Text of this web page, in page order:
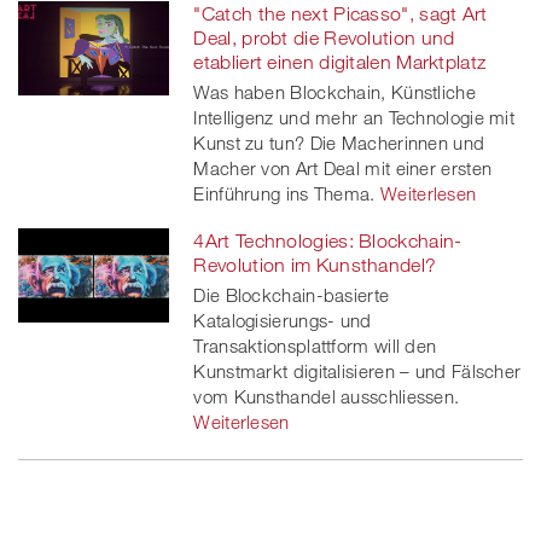
"Catch the next Picasso", sagt Art
Deal, probt die Revolution und
etabliert einen digitalen Marktplatz
Was haben Blockchain, Künstliche
Intelligenz und mehr an Technologie mit
Kunst zu tun? Die Macherinnen und
Macher von Art Deal mit einer ersten
Einführung ins Thema. Weiterlesen
4Art Technologies: Blockchain-
Revolution im Kunsthandel?
Die Blockchain-basierte
Katalogisierungs- und
Transaktionsplattform will den
Kunstmarkt digitalisieren – und Fälscher
vom Kunsthandel ausschliessen.
Weiterlesen